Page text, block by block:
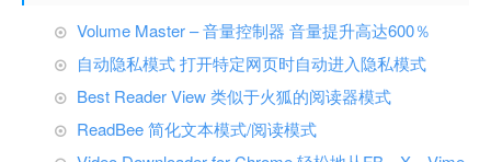
Volume Master – 音量控制器 音量提升高达600％
自动隐私模式 打开特定网页时自动进入隐私模式
Best Reader View 类似于火狐的阅读器模式
ReadBee 简化文本模式/阅读模式